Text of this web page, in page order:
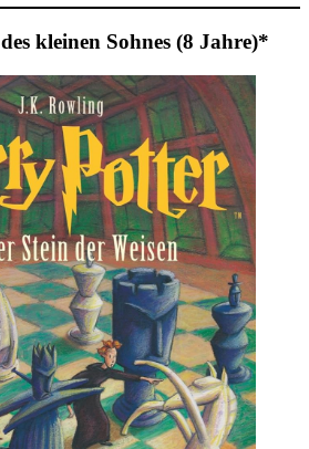
kleinen Sohnes (8 Jahre)*